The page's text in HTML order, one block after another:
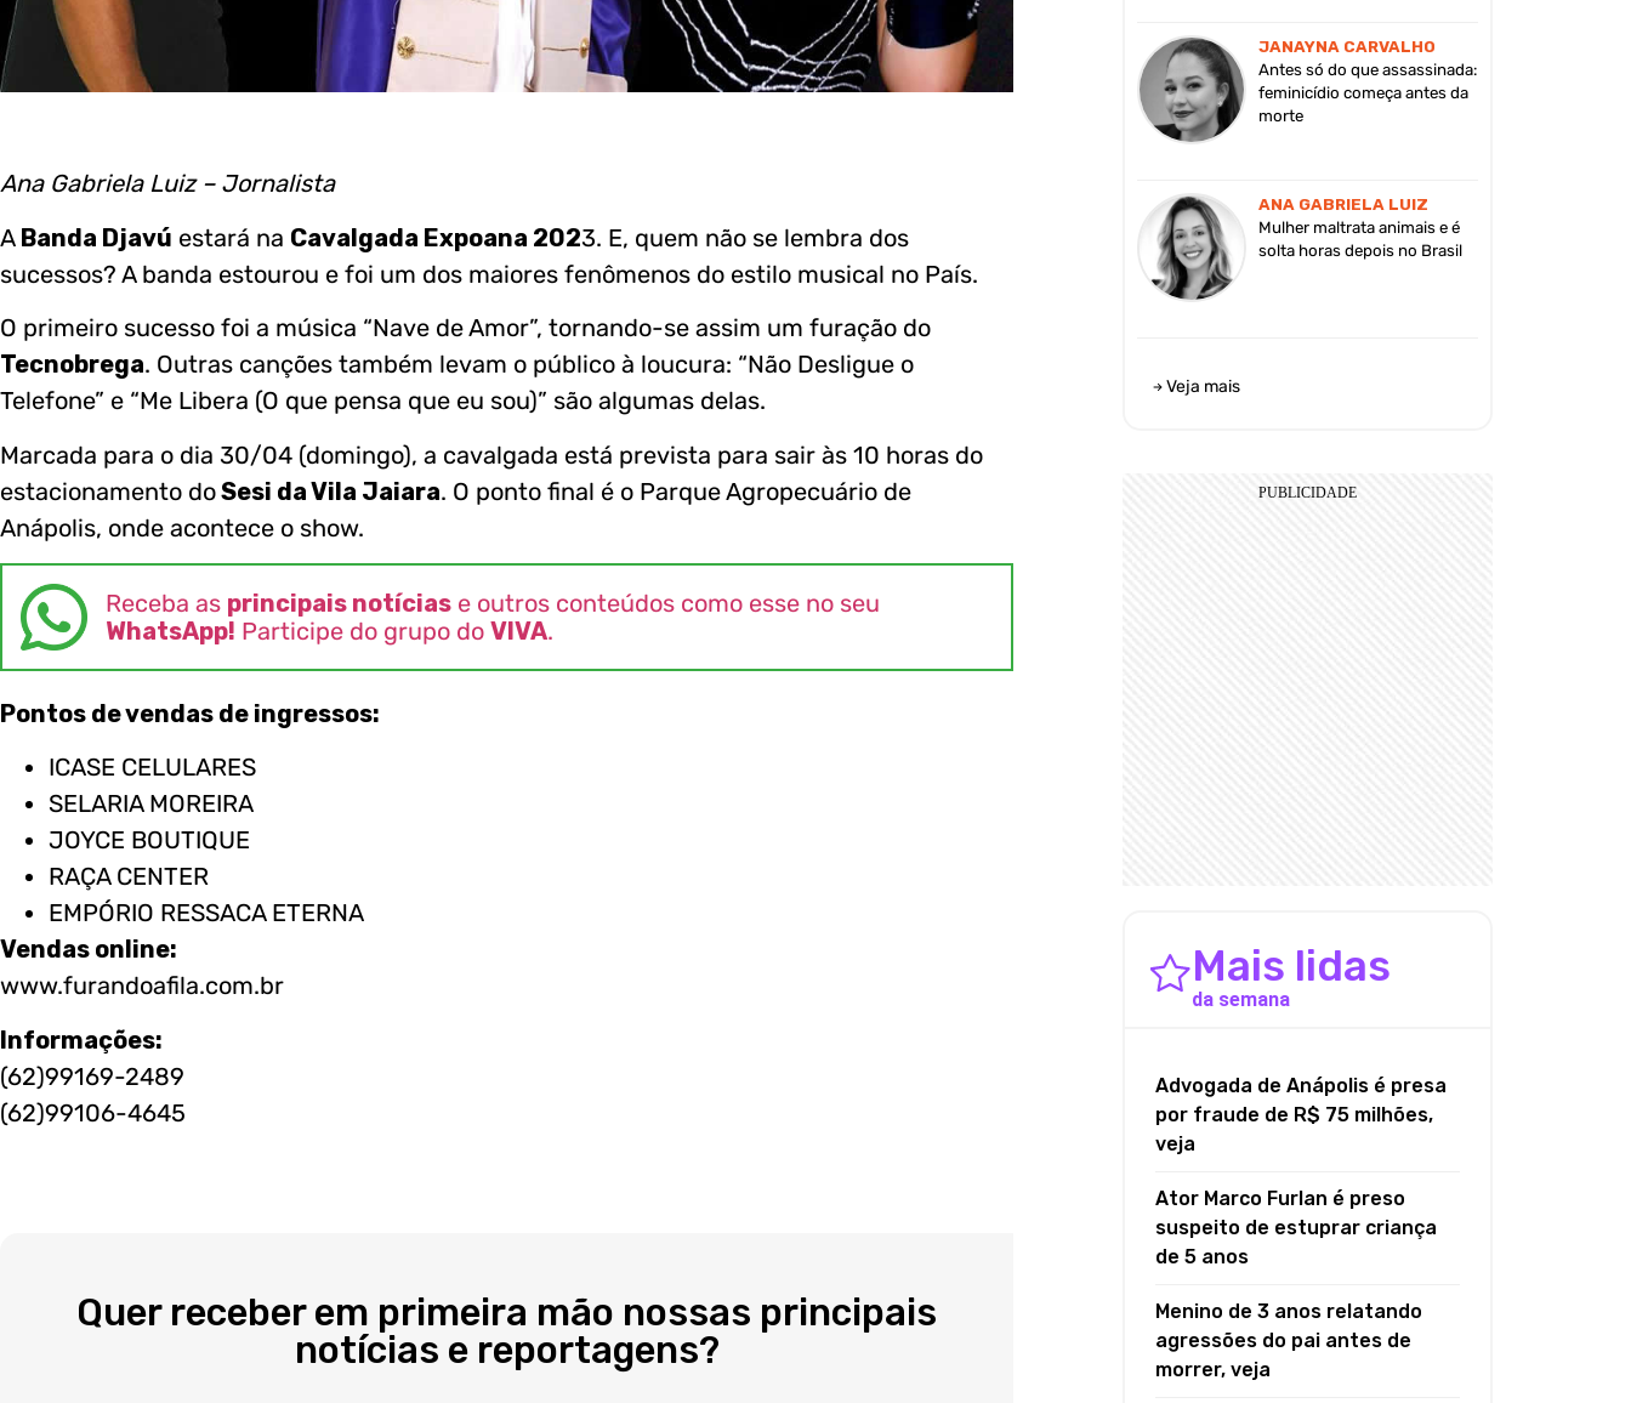
Ana Gabriela Luiz – Jornalista
A Banda Djavú estará na Cavalgada Expoana 2023. E, quem não se lembra dos
sucessos? A banda estourou e foi um dos maiores fenômenos do estilo musical no País.
O primeiro sucesso foi a música “Nave de Amor”, tornando-se assim um furação do
Tecnobrega. Outras canções também levam o público à loucura: “Não Desligue o
Telefone” e “Me Libera (O que pensa que eu sou)” são algumas delas.
Marcada para o dia 30/04 (domingo), a cavalgada está prevista para sair às 10 horas do
estacionamento doSesi da Vila Jaiara. O ponto final é o Parque Agropecuário de
Anápolis, onde acontece o show.
Receba as principais notícias e outros conteúdos como esse no seu
WhatsApp! Participe do grupo do VIVA.
Pontos de vendas de ingressos:
ICASE CELULARES
SELARIA MOREIRA
JOYCE BOUTIQUE
RAÇA CENTER
EMPÓRIO RESSACA ETERNA
Vendas online:
www.furandoafila.com.br
Informações:
(62)99169-2489
(62)99106-4645
Quer receber em primeira mão nossas principais
notícias e reportagens?
JANAYNA CARVALHO
Antes só do que assassinada:
feminicídio começa antes da
morte
ANA GABRIELA LUIZ
Mulher maltrata animais e é
solta horas depois no Brasil
Veja mais
Mais lidas
da semana
Advogada de Anápolis é presa
por fraude de R$ 75 milhões,
veja
Ator Marco Furlan é preso
suspeito de estuprar criança
de 5 anos
Menino de 3 anos relatando
agressões do pai antes de
morrer, veja